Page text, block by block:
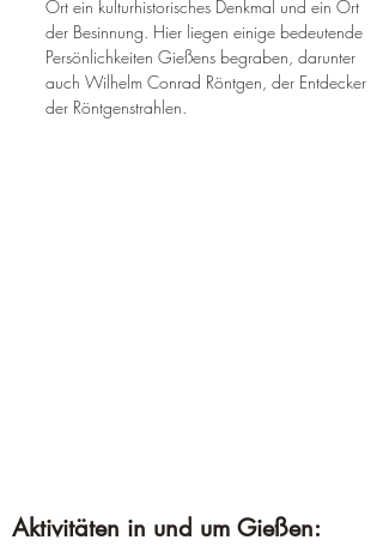
Ort ein kulturhistorisches Denkmal und ein Ort
der Besinnung. Hier liegen einige bedeutende
Persönlichkeiten Gießens begraben, darunter
auch Wilhelm Conrad Röntgen, der Entdecker
der Röntgenstrahlen.
Aktivitäten in und um Gießen: